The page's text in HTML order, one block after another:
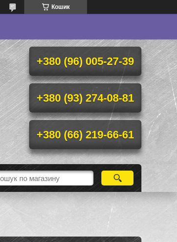
Кошик
+380 (96) 005-27-39
+380 (93) 274-08-81
+380 (66) 219-66-61